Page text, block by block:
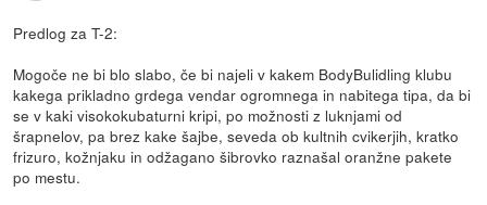
Predlog za T-2:
Mogoče ne bi blo slabo, če bi najeli v kakem BodyBulidling klubu
kakega prikladno grdega vendar ogromnega in nabitega tipa, da bi
se v kaki visokokubaturni kripi, po možnosti z luknjami od
šrapnelov, pa brez kake šajbe, seveda ob kultnih cvikerjih, kratko
frizuro, kožnjaku in odžagano šibrovko raznašal oranžne pakete
po mestu.